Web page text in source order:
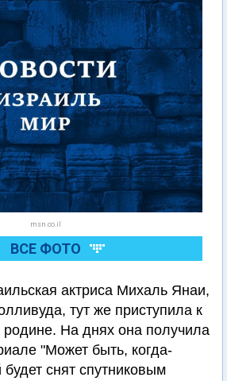
msn.co.il
ВСЕ ФОТО
актриса Михаль Янаи,
тут же приступила к
родине. На днях она получила
"Может быть, когда-
снят спутниковым